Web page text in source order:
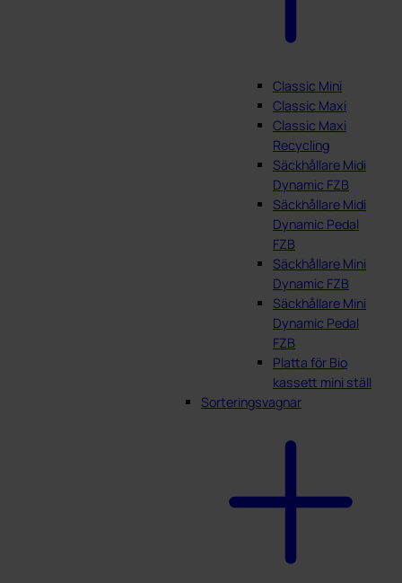
Classic Mini
Classic Maxi
Classic Maxi
Recycling
Säckhållare Midi
Dynamic FZB
Säckhållare Midi
Dynamic Pedal
FZB
Säckhållare Mini
Dynamic FZB
Säckhållare Mini
Dynamic Pedal
FZB
Platta för Bio
kassett mini ställ
Sorteringsvagnar